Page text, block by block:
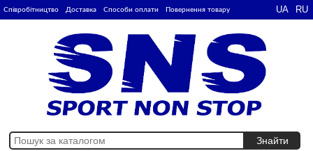
Співробітництво Доставка Способи оплати Повернення товару